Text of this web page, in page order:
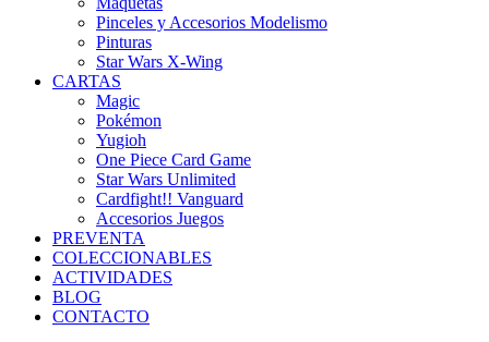
Pinceles y Accesorios Modelismo
Pinturas
Star Wars X-Wing
CARTAS
Magic
Pokémon
Yugioh
One Piece Card Game
Star Wars Unlimited
Cardfight!! Vanguard
Accesorios Juegos
PREVENTA
COLECCIONABLES
ACTIVIDADES
BLOG
CONTACTO